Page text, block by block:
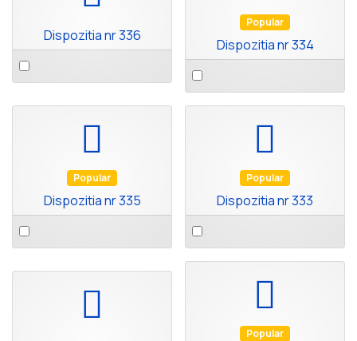
Dispozitia nr 336
Select
an
Popular
Dispozitia nr 334
Select
an
item
Popular
Dispozitia nr 335
Select
an
Popular
Dispozitia nr 333
Select
an
item
Popular